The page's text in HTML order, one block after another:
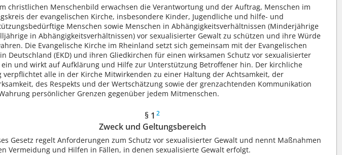
christlichen Menschenbild erwachsen die Verantwortung und der Auftrag, Menschen im
der evangelischen Kirche, insbesondere Kinder, Jugendliche und hilfe- und
Menschen sowie Menschen in Abhängigkeitsverhältnissen (Minderjährige
in Abhängigkeitsverhältnissen) vor sexualisierter Gewalt zu schützen und ihre Würde
Die Evangelische Kirche im Rheinland setzt sich gemeinsam mit der Evangelischen
Deutschland (EKD) und ihren Gliedkirchen für einen wirksamen Schutz vor sexualisierter
ein und wirkt auf Aufklärung und Hilfe zur Unterstützung Betroffener hin. Der kirchliche
verpflichtet alle in der Kirche Mitwirkenden zu einer Haltung der Achtsamkeit, der
des Respekts und der Wertschätzung sowie der grenzachtenden Kommunikation
persönlicher Grenzen gegenüber jedem Mitmenschen.
§ 1 2
Zweck und Geltungsbereich
Gesetz regelt Anforderungen zum Schutz vor sexualisierter Gewalt und nennt Maßnahmen
Vermeidung und Hilfen in Fällen, in denen sexualisierte Gewalt erfolgt.